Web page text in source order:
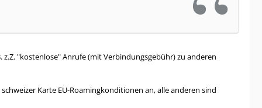
"kostenlose" Anrufe (mit Verbindungsgebühr) zu anderen
Karte EU-Roamingkonditionen an, alle anderen sind